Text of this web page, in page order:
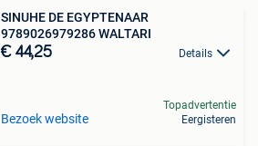
SINUHE DE EGYPTENAAR
9789026979286 WALTARI
€ 44,25 Details
Bezoek website
Topadvertentie
Eergisteren